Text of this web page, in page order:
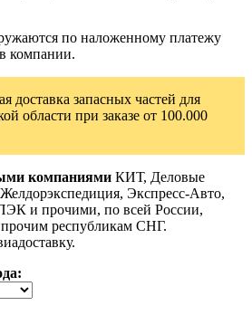
по наложенному платежу
компании.
доставка запасных частей для
области при заказе от 100.000
компаниями КИТ, Деловые
Экспресс-Авто,
и прочими, по всей России,
прочим республикам СНГ.